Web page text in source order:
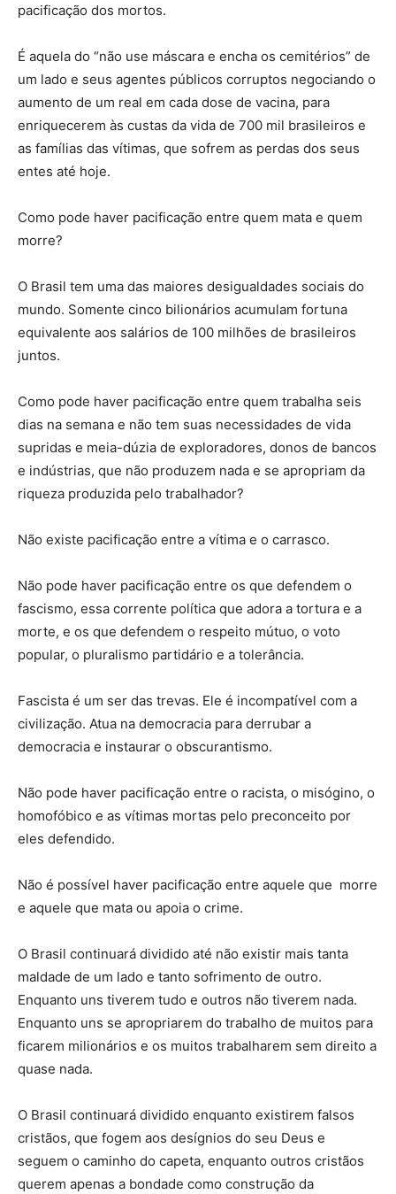
pacificação dos mortos.
É aquela do “não use máscara e encha os cemitérios” de
um lado e seus agentes públicos corruptos negociando o
aumento de um real em cada dose de vacina, para
enriquecerem às custas da vida de 700 mil brasileiros e
as famílias das vítimas, que sofrem as perdas dos seus
entes até hoje.
Como pode haver pacificação entre quem mata e quem
morre?
O Brasil tem uma das maiores desigualdades sociais do
mundo. Somente cinco bilionários acumulam fortuna
equivalente aos salários de 100 milhões de brasileiros
juntos.
Como pode haver pacificação entre quem trabalha seis
dias na semana e não tem suas necessidades de vida
supridas e meia-dúzia de exploradores, donos de bancos
e indústrias, que não produzem nada e se apropriam da
riqueza produzida pelo trabalhador?
Não existe pacificação entre a vítima e o carrasco.
Não pode haver pacificação entre os que defendem o
fascismo, essa corrente política que adora a tortura e a
morte, e os que defendem o respeito mútuo, o voto
popular, o pluralismo partidário e a tolerância.
Fascista é um ser das trevas. Ele é incompatível com a
civilização. Atua na democracia para derrubar a
democracia e instaurar o obscurantismo.
Não pode haver pacificação entre o racista, o misógino, o
homofóbico e as vítimas mortas pelo preconceito por
eles defendido.
Não é possível haver pacificação entre aquele que morre
e aquele que mata ou apoia o crime.
O Brasil continuará dividido até não existir mais tanta
maldade de um lado e tanto sofrimento de outro.
Enquanto uns tiverem tudo e outros não tiverem nada.
Enquanto uns se apropriarem do trabalho de muitos para
ficarem milionários e os muitos trabalharem sem direito a
quase nada.
O Brasil continuará dividido enquanto existirem falsos
cristãos, que fogem aos desígnios do seu Deus e
seguem o caminho do capeta, enquanto outros cristãos
querem apenas a bondade como construção da